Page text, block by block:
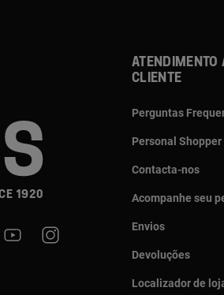
1920
Atendimento
cliente
Perguntas
Personal Shopper
Contacta-nos
Acompanhe seu
Envios
Devoluções
Localizador de